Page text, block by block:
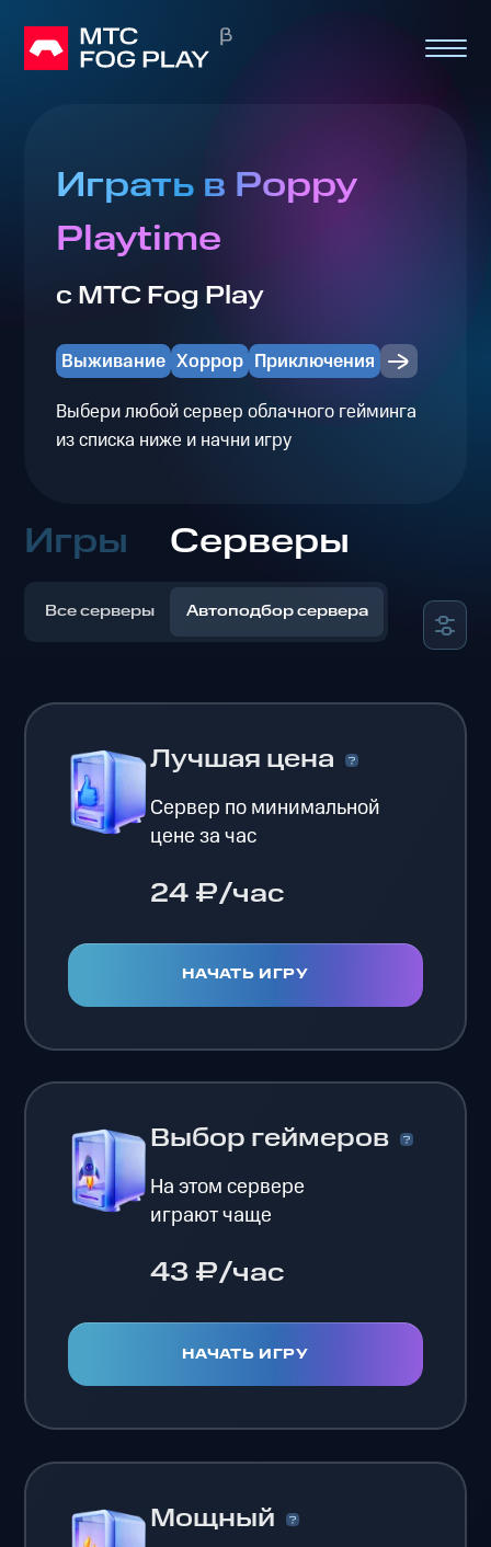
Играть в Poppy
Playtime
с МТС Fog Play
Выживание Хоррор Приключения
Выбери любой сервер облачного гейминга
из списка ниже и начни игру
Игры Серверы
Все серверы Автоподбор сервера
Лучшая цена
Сервер по минимальной
цене за час
24 ₽/час
НАЧАТЬ ИГРУ
Выбор геймеров
На этом сервере
играют чаще
43 ₽/час
НАЧАТЬ ИГРУ
Мощный